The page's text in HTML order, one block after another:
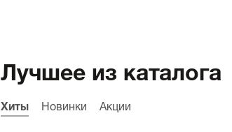
Лучшее из каталога
Хиты Новинки Акции